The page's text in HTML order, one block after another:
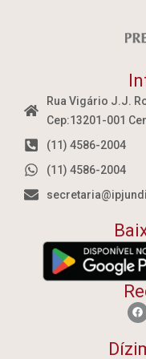
Rua Vigário J.J.
Cep:13201-001
(11) 4586-2004
(11) 4586-2004